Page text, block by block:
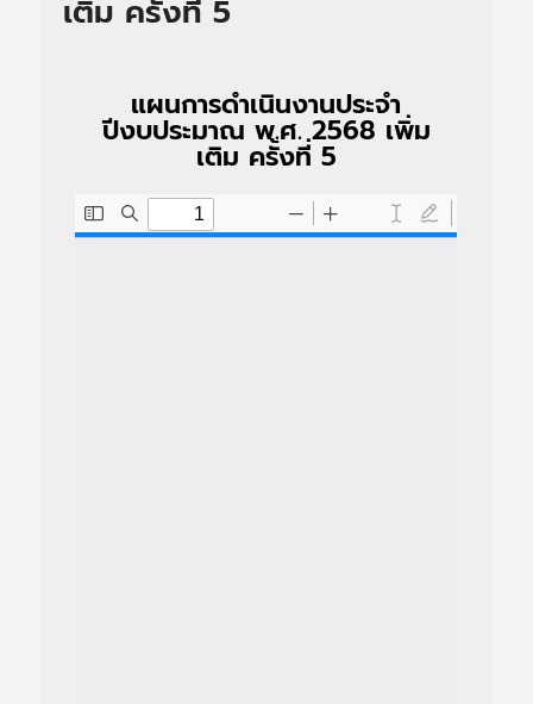
เติม ครั้งที่ 5
แผนการดำเนินงานประจำ
ปีงบประมาณ พ.ศ. 2568 เพิ่ม
เติม ครั้งที่ 5